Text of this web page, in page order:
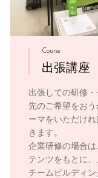
Course
出張講座
出張しての研修
先のご希望をお
ーマをいただけ
きます。
企業研修の場合
テンツをもとに、
チームビルディ